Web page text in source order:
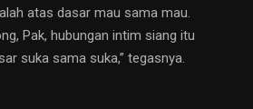
atas dasar mau sama mau.
Pak, hubungan intim siang itu
suka sama suka,” tegasnya.